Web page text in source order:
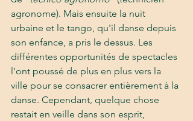
agronome). Mais ensuite la nuit
urbaine et le tango, qu'il danse depuis
son enfance, a pris le dessus. Les
différentes opportunités de spectacles
l'ont poussé de plus en plus vers la
ville pour se consacrer entièrement à la
danse. Cependant, quelque chose
restait en veille dans son esprit,